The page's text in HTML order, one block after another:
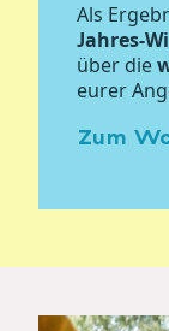
Als
Jahres-
über die
eurer
Zum